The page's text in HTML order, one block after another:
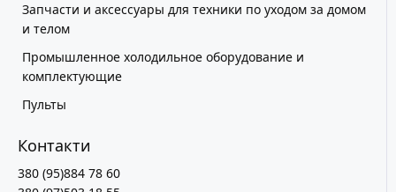
Запчасти и аксессуары для техники по уходом за домом
и телом
Промышленное холодильное оборудование и
комплектующие
Пульты
Контакти
380 (95)884 78 60